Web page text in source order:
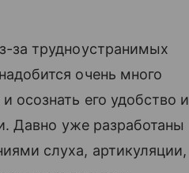
за трудноустранимых
очень много
осознать его удобство и
Давно уже разработаны
слуха, артикуляции,